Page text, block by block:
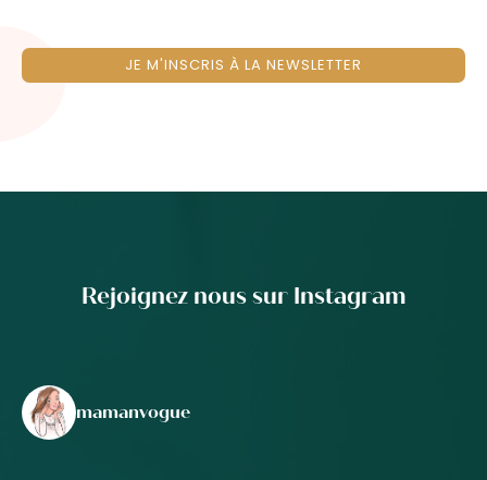
JE M'INSCRIS À LA NEWSLETTER
Rejoignez nous sur Instagram
mamanvogue